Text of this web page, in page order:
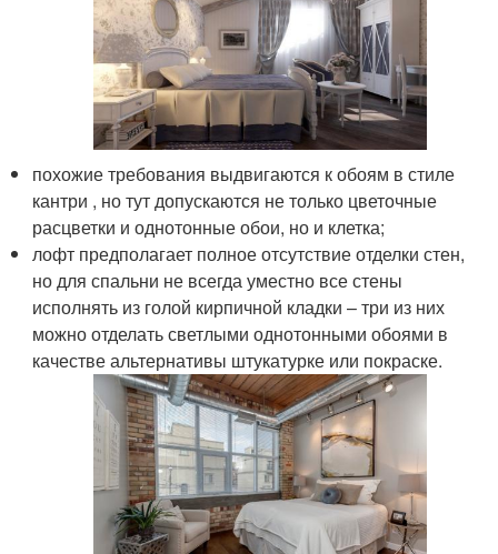
похожие требования выдвигаются к обоям в стиле
кантри , но тут допускаются не только цветочные
расцветки и однотонные обои, но и клетка;
лофт предполагает полное отсутствие отделки стен,
но для спальни не всегда уместно все стены
исполнять из голой кирпичной кладки – три из них
можно отделать светлыми однотонными обоями в
качестве альтернативы штукатурке или покраске.